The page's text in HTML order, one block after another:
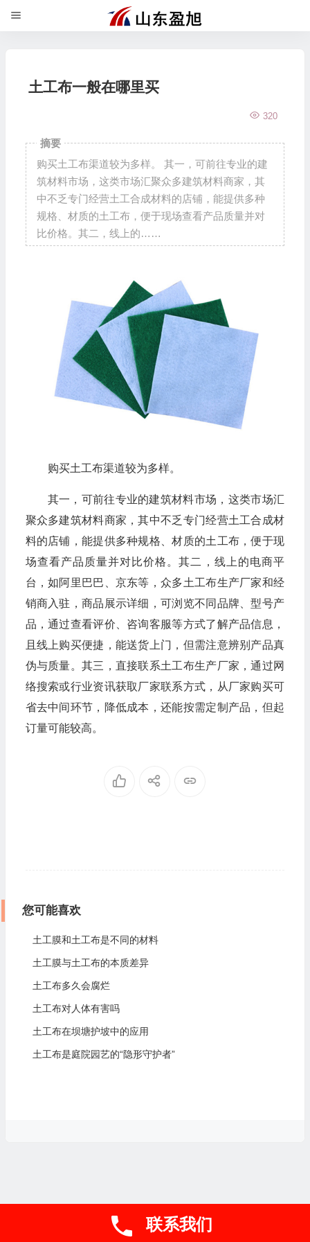
土工布一般在哪里买
320
摘要
购买土工布渠道较为多样。 其一，可前往专业的建
筑材料市场，这类市场汇聚众多建筑材料商家，其
中不乏专门经营土工合成材料的店铺，能提供多种
规格、材质的土工布，便于现场查看产品质量并对
比价格。其二，线上的……
购买土工布渠道较为多样。
其一，可前往专业的建筑材料市场，这类市场汇
聚众多建筑材料商家，其中不乏专门经营土工合成材
料的店铺，能提供多种规格、材质的土工布，便于现
场查看产品质量并对比价格。其二，线上的电商平
台，如阿里巴巴、京东等，众多土工布生产厂家和经
销商入驻，商品展示详细，可浏览不同品牌、型号产
品，通过查看评价、咨询客服等方式了解产品信息，
且线上购买便捷，能送货上门，但需注意辨别产品真
伪与质量。其三，直接联系土工布生产厂家，通过网
络搜索或行业资讯获取厂家联系方式，从厂家购买可
省去中间环节，降低成本，还能按需定制产品，但起
订量可能较高。
您可能喜欢
土工膜和土工布是不同的材料
土工膜与土工布的本质差异
土工布多久会腐烂
土工布对人体有害吗
土工布在坝塘护坡中的应用
土工布是庭院园艺的“隐形守护者”
联系我们